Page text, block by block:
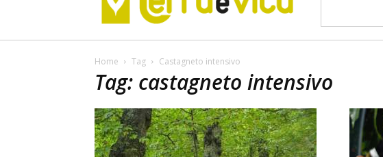
Home Tag Castagneto intensivo
Tag: castagneto intensivo